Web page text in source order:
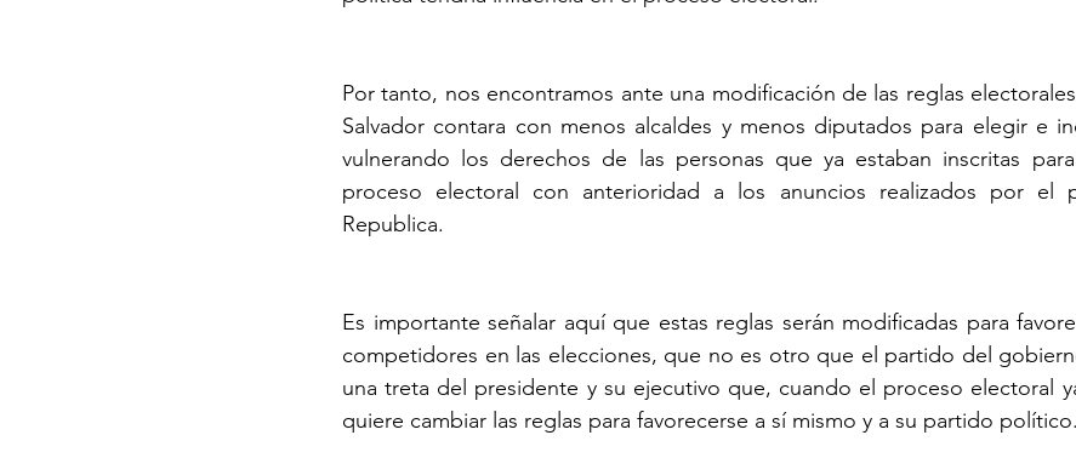
Por tanto, nos encontramos ante una modificación de las reglas
Salvador contara con menos alcaldes y menos diputados para elegir e
vulnerando los derechos de las personas que ya estaban inscritas
proceso electoral con anterioridad a los anuncios realizados por el
Republica.
Es importante señalar aquí que estas reglas serán modificadas para
competidores en las elecciones, que no es otro que el partido del
una treta del presidente y su ejecutivo que, cuando el proceso electoral
quiere cambiar las reglas para favorecerse a sí mismo y a su partido político.